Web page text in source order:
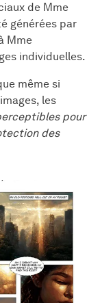
de Mme
générées par
Mme
individuelles.
même si
les
pour
des